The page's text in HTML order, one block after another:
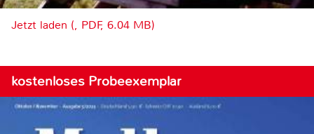
Jetzt laden (, PDF, 6.04 MB)
kostenloses Probeexemplar